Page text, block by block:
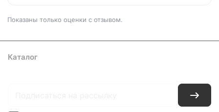
Показаны только оценки с отзывом.
Каталог